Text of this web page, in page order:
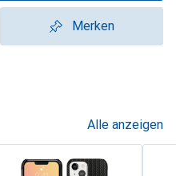
Merken
Alle anzeigen